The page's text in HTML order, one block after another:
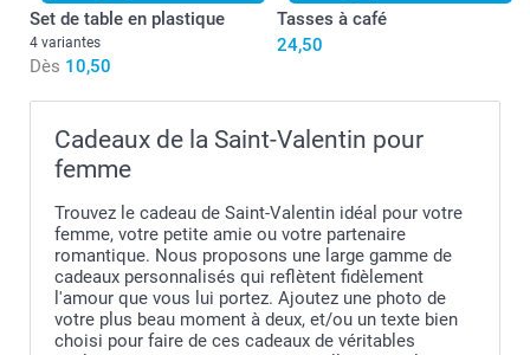
Le bol format petit déjeuner, idéal pour pour déguster
ses céréales le matin.
Le bol format apéritif pour partager des amuse-gueules
Set de table en plastique
4 variantes
Dès 10,50
Tasses à café
24,50
Cadeaux de la Saint-Valentin pour
femme
Trouvez le cadeau de Saint-Valentin idéal pour votre
femme, votre petite amie ou votre partenaire
romantique. Nous proposons une large gamme de
cadeaux personnalisés qui reflètent fidèlement
l'amour que vous lui portez. Ajoutez une photo de
votre plus beau moment à deux, et/ou un texte bien
choisi pour faire de ces cadeaux de véritables